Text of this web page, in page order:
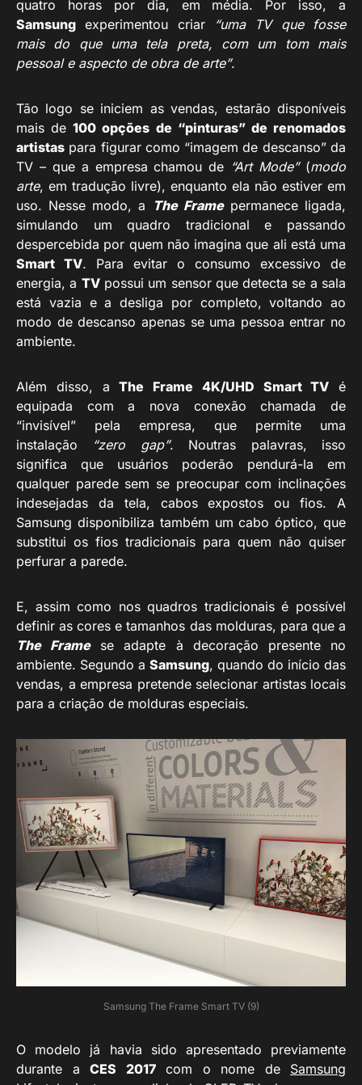
quatro horas por dia, em média. Por isso, a
Samsung experimentou criar
“uma TV que fosse
mais do que uma tela preta, com um tom mais
pessoal e aspecto de obra de arte”.
Tão logo se iniciem as vendas, estarão disponíveis
mais de100 opções de “pinturas” de renomados
artistas para figurar como “imagem de descanso” da
TV – que a empresa chamou de “Art Mode”(modo
arte, em tradução livre), enquanto ela não estiver em
uso. Nesse modo, a
The Framepermanece ligada,
simulando um quadro tradicional e passando
despercebida por quem não imagina que ali está uma
Smart TV. Para evitar o consumo excessivo de
energia, a TVpossui um sensor que detecta se a sala
está vazia e a desliga por completo, voltando ao
modo de descanso apenas se uma pessoa entrar no
ambiente.
Além disso, aThe Frame 4K/UHD Smart TV é
equipada com a nova conexão chamada de
“invisível” pela empresa, que permite uma
instalação
“zero gap”. Noutras palavras, isso
significa que usuários poderão pendurá-la em
qualquer parede sem se preocupar com inclinações
indesejadas da tela, cabos expostos ou fios. A
Samsung disponibiliza também um cabo óptico, que
substitui os fios tradicionais para quem não quiser
perfurar a parede.
E, assim como nos quadros tradicionais é possível
definir as cores e tamanhos das molduras, para que a
The Framese adapte à decoração presente no
ambiente. Segundo a Samsung, quando do início das
vendas, a empresa pretende selecionar artistas locais
para a criação de molduras especiais.
Samsung The Frame Smart TV (9)
O modelo já havia sido apresentado previamente
durante a CES 2017com o nome de Samsung